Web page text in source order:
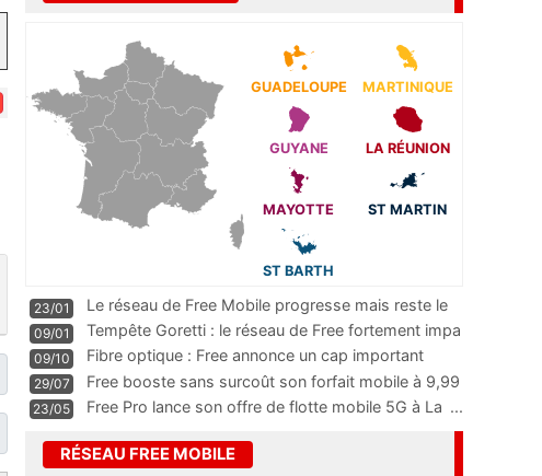
GUADELOUPE MARTINIQUE
GUYANE LA RÉUNION
MAYOTTE ST MARTIN
ST BARTH
23/01
Le réseau de Free Mobile progresse mais reste le
m
...
09/01
Tempête Goretti : le réseau de Free fortement impa
09/10
Fibre optique : Free annonce un cap important
pass
...
29/07
Free booste sans surcoût son forfait mobile à 9,99
23/05 Free Pro lance son offre de flotte mobile 5G à La ...
RÉSEAU FREE MOBILE